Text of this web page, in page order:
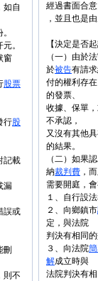
經過書面合
，並且也是
【決定是否
（一）由於
於被告有請
付的權利存
的發票、
收據、保單
不承認，
又沒有其他
的結果。
（二）如果
納裁判費 ，
需要開庭，
１、自行設
２、向鄉鎮市
定，與法院
判決有相同
３、向法院
解成立時與
法院判決有
如自
。
窗
股票
行股
記載
漏
誤或
刪
則不